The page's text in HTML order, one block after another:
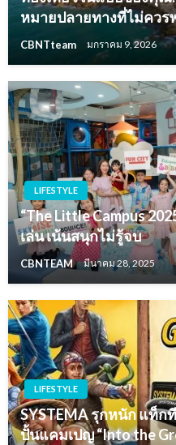
หมายปลายทางที่ไม่ควร
CBNTteam มกราคม 9, 2026
LIFESTYLE
“The Little Campus
เล่น เน้นสนุกไม่รู้จบ
CBNTEAM มีนาคม 28, 2025
LIFESTYLE
SYSTEMA รุกหนัก แท็ก
ปั้นแคมเปญ “Into the